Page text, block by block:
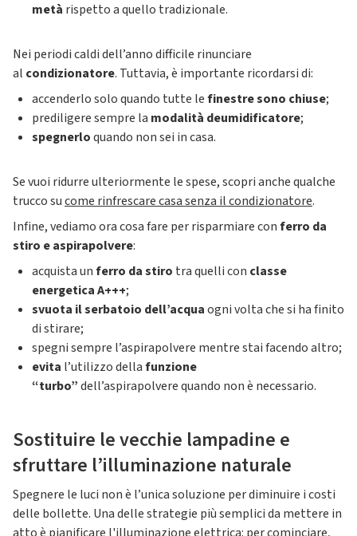
metà rispetto a quello tradizionale.
Nei periodi caldi dell’anno difficile rinunciare
al condizionatore. Tuttavia, è importante ricordarsi di:
accenderlo solo quando tutte lefinestre sono chiuse;
prediligere sempre la modalità deumidificatore;
spegnerloquando non sei in casa.
Se vuoi ridurre ulteriormente le spese, scopri anche qualche
trucco sucome rinfrescare casa senza il condizionatore.
Infine, vediamo ora cosa fare per risparmiare conferro da
stiro e aspirapolvere:
acquista unferro da stiro tra quelli con classe
energetica A+++;
svuota il serbatoio dell’acquaogni volta che si ha finito
di stirare;
spegni sempre l’aspirapolvere mentre stai facendo altro;
evita l’utilizzo dellafunzione
“turbo”dell’aspirapolvere quando non è necessario.
Sostituire le vecchie lampadine e
sfruttare l’illuminazione naturale
Spegnere le luci non è l’unica soluzione per diminuire i costi
delle bollette. Una delle strategie più semplici da mettere in